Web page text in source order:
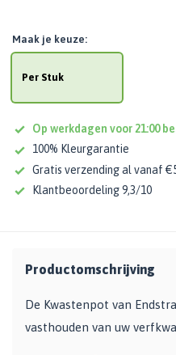
Per Stuk
Maak je keuze:
Op werkdagen voor 21:00
100% Kleurgarantie
Gratis verzending al vanaf
Klantbeoordeling 9,3/10
Productomschrijving
De Kwastenpot van
vasthouden van uw